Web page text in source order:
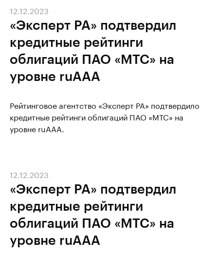
«Эксперт РА» подтвердил
кредитные рейтинги
облигаций ПАО «МТС» на
уровне ruAAA
12.12.2023
Рейтинговое агентство «Эксперт РА» подтвердило
кредитные рейтинги облигаций ПАО «МТС» на
уровне ruAAA.
«Эксперт РА» подтвердил
кредитные рейтинги
облигаций ПАО «МТС» на
уровне ruAAA
12.12.2023